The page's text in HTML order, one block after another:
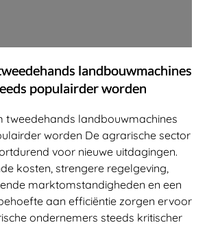
landbouwmachines
populairder worden
tweedehands landbouwmachines
worden De agrarische sector
voor nieuwe uitdagingen.
kosten, strengere regelgeving,
marktomstandigheden en een
aan efficiëntie zorgen ervoor
ondernemers steeds kritischer